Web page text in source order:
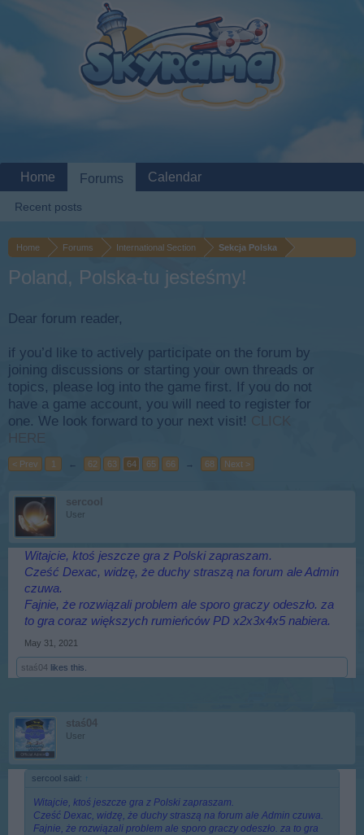
Home Forums International Section Sekcja Polska
Poland, Polska-tu jesteśmy!
Dear forum reader,
if you’d like to actively participate on the forum by
joining discussions or starting your own threads or
topics, please log into the game first. If you do not
have a game account, you will need to register for
one. We look forward to your next visit! CLICK
HERE
< Prev 1 ← 62 63 64 65 66 → 68 Next >
sercool
User
Witajcie, ktoś jeszcze gra z Polski zapraszam.
Cześć Dexac, widzę, że duchy straszą na forum ale Admin
czuwa.
Fajnie, że rozwiązali problem ale sporo graczy odeszło. za
to gra coraz większych rumieńców PD x2x3x4x5 nabiera.
May 31, 2021
staś04 likes this.
staś04
User
sercool said: ↑
Witajcie, ktoś jeszcze gra z Polski zapraszam.
Cześć Dexac, widzę, że duchy straszą na forum ale Admin czuwa.
Fajnie, że rozwiązali problem ale sporo graczy odeszło. za to gra
Home Forums
Recent posts
Calendar